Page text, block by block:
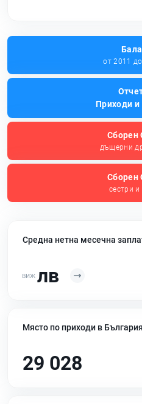
от 2011
Приходи и
Сборен
дъщерни
Сборен
сестри
Средна нетна месечна
лв
Място по приходи в
29 028